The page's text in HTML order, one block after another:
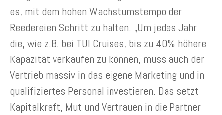
es, mit dem hohen Wachstumstempo der
Reedereien Schritt zu halten. „Um jedes Jahr
die, wie z.B. bei TUI Cruises, bis zu 40% höhere
Kapazität verkaufen zu können, muss auch der
Vertrieb massiv in das eigene Marketing und in
qualifiziertes Personal investieren. Das setzt
Kapitalkraft, Mut und Vertrauen in die Partner